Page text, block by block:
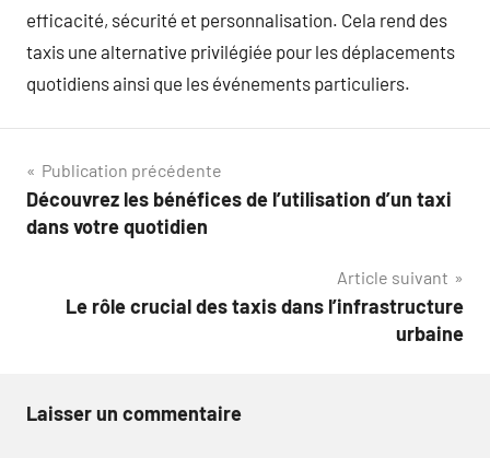
efficacité, sécurité et personnalisation. Cela rend des
taxis une alternative privilégiée pour les déplacements
quotidiens ainsi que les événements particuliers.
Navigation
de
Publication précédente
Découvrez les bénéfices de l’utilisation d’un taxi
dans votre quotidien
Article suivant
Le rôle crucial des taxis dans l’infrastructure
urbaine
Laisser un commentaire